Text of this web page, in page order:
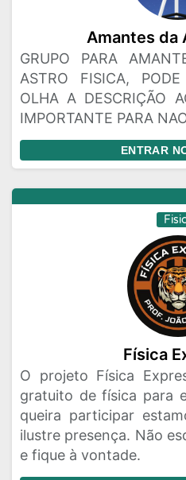
Amantes da
GRUPO PARA
ASTRO FISICA,
OLHA A DESCRIÇÃO
IMPORTANTE PARA
ENTRAR
Física
O projeto Física
gratuito de física para
queira participar
ilustre presença. Não
e fique à vontade.